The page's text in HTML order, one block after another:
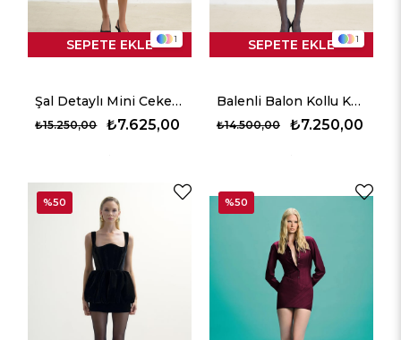
1
Şal Detaylı Mini Ceket Elbise - Siyah
₺7.625,00
₺15.250,00
SEPETE EKLE 1
Balenli Balon Kollu Kadife Mini Elbise - Siyah
₺7.250,00
₺14.500,00
SEPETE EKLE
%50 %50